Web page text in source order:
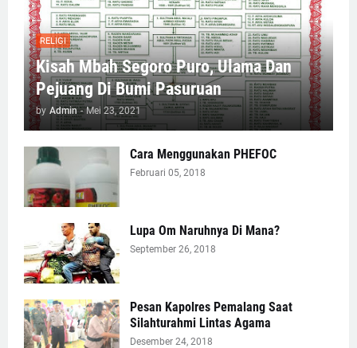
RELIGI
Kisah Mbah Segoro Puro, Ulama Dan
Pejuang Di Bumi Pasuruan
by Admin - Mei 23, 2021
Cara Menggunakan PHEFOC
Februari 05, 2018
Lupa Om Naruhnya Di Mana?
September 26, 2018
Pesan Kapolres Pemalang Saat
Silahturahmi Lintas Agama
Desember 24, 2018